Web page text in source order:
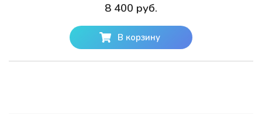
8 400 руб.
В корзину